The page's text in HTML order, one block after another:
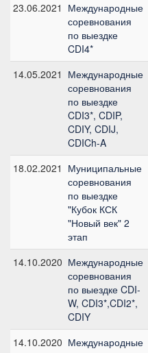
23.06.2021 Международные
соревнования
по выездке
CDI4*
14.05.2021 Международные
соревнования
по выездке
CDI3*, CDIP,
CDIY, CDIJ,
CDICh-A
18.02.2021 Муниципальные
соревнования
по выездке
"Кубок КСК
"Новый век" 2
этап
14.10.2020 Международные
соревнования
по выездке CDI-
W, CDI3*,CDI2*,
CDIY
14.10.2020 Международные